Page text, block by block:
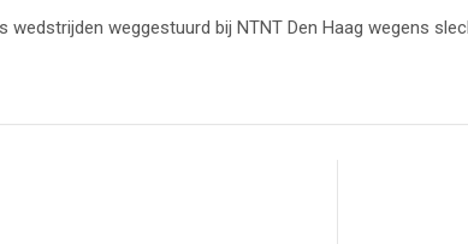
wedstrijden weggestuurd bij NTNT Den Haag wegens